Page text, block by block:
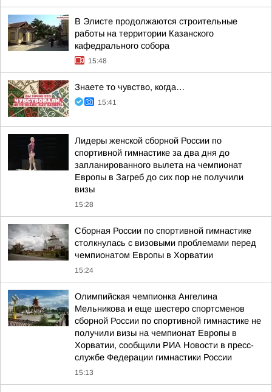
В Элисте продолжаются строительные
работы на территории Казанского
кафедрального собора
15:48
Знаете то чувство, когда…
15:41
Лидеры женской сборной России по
спортивной гимнастике за два дня до
запланированного вылета на чемпионат
Европы в Загреб до сих пор не получили
визы
15:28
Сборная России по спортивной гимнастике
столкнулась с визовыми проблемами перед
чемпионатом Европы в Хорватии
15:24
Олимпийская чемпионка Ангелина
Мельникова и еще шестеро спортсменов
сборной России по спортивной гимнастике не
получили визы на чемпионат Европы в
Хорватии, сообщили РИА Новости в пресс-
службе Федерации гимнастики России
15:13